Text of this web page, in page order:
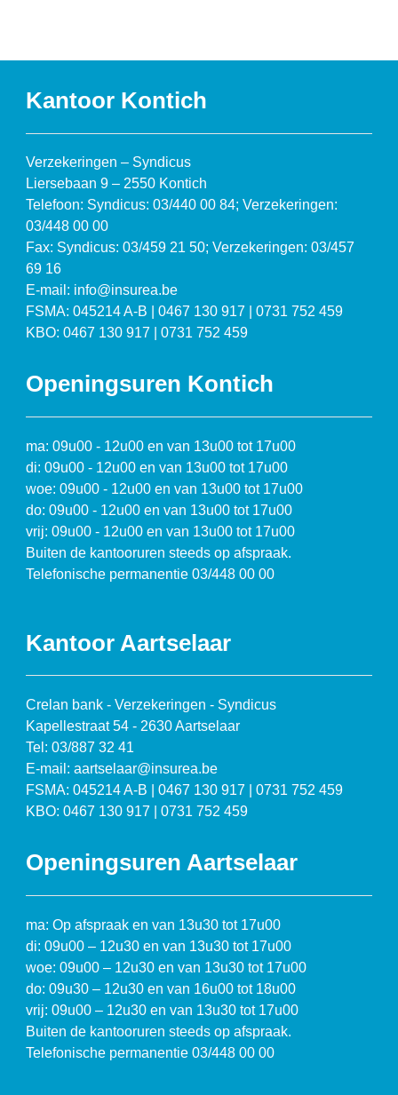
Kantoor Kontich
Verzekeringen – Syndicus
Liersebaan 9 – 2550 Kontich
Telefoon: Syndicus: 03/440 00 84; Verzekeringen:
03/448 00 00
Fax: Syndicus: 03/459 21 50; Verzekeringen: 03/457
69 16
E-mail: info@insurea.be
FSMA: 045214 A-B | 0467 130 917 | 0731 752 459
KBO: 0467 130 917 | 0731 752 459
Openingsuren Kontich
ma: 09u00 - 12u00 en van 13u00 tot 17u00
di: 09u00 - 12u00 en van 13u00 tot 17u00
woe: 09u00 - 12u00 en van 13u00 tot 17u00
do: 09u00 - 12u00 en van 13u00 tot 17u00
vrij: 09u00 - 12u00 en van 13u00 tot 17u00
Buiten de kantooruren steeds op afspraak.
Telefonische permanentie 03/448 00 00
Kantoor Aartselaar
Crelan bank - Verzekeringen - Syndicus
Kapellestraat 54 - 2630 Aartselaar
Tel: 03/887 32 41
E-mail: aartselaar@insurea.be
FSMA: 045214 A-B | 0467 130 917 | 0731 752 459
KBO: 0467 130 917 | 0731 752 459
Openingsuren Aartselaar
ma: Op afspraak en van 13u30 tot 17u00
di: 09u00 – 12u30 en van 13u30 tot 17u00
woe: 09u00 – 12u30 en van 13u30 tot 17u00
do: 09u30 – 12u30 en van 16u00 tot 18u00
vrij: 09u00 – 12u30 en van 13u30 tot 17u00
Buiten de kantooruren steeds op afspraak.
Telefonische permanentie 03/448 00 00